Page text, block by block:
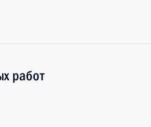
работ